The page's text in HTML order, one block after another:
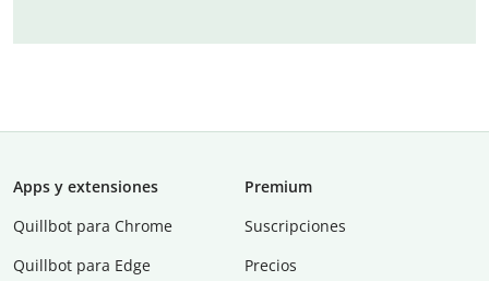
Apps y extensiones
Quillbot para Chrome
Quillbot para Edge
Premium
Suscripciones
Precios